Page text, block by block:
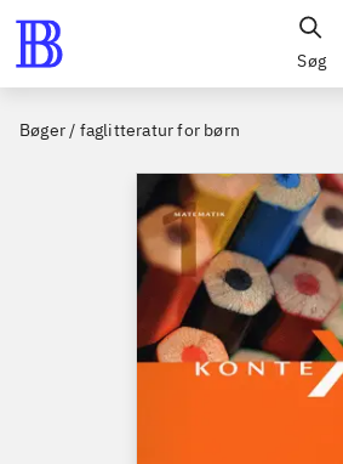
Søg
Bøger / faglitteratur for børn